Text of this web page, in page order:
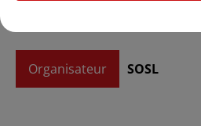
Organisateur SOSL